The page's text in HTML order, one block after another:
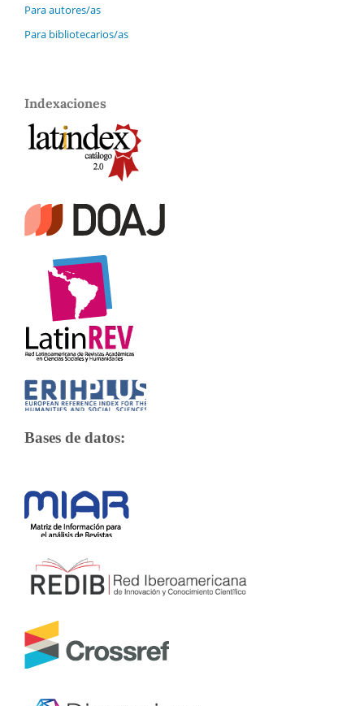
Para autores/as
Para bibliotecarios/as
Indexaciones
Bases de datos: